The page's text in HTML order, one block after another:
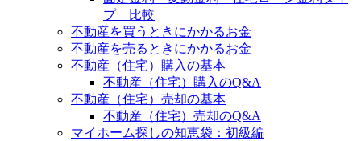
プ 比較
不動産を買うときにかかるお金
不動産を売るときにかかるお金
不動産（住宅）購入の基本
不動産（住宅）購入のQ&A
不動産（住宅）売却の基本
不動産（住宅）売却のQ&A
マイホーム探しの知恵袋：初級編